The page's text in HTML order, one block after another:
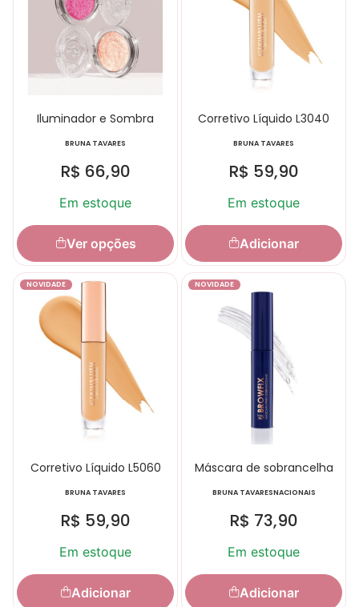
Iluminador e Sombra
BRUNA TAVARES
R$ 66,90
Em estoque
Ver opções
Corretivo Líquido L3040
BRUNA TAVARES
R$ 59,90
Em estoque
Adicionar
NOVIDADE
Corretivo Líquido L5060
BRUNA TAVARES
R$ 59,90
Em estoque
Adicionar
NOVIDADE
Máscara de sobrancelha
BRUNA TAVARESNACIONAIS
R$ 73,90
Em estoque
Adicionar